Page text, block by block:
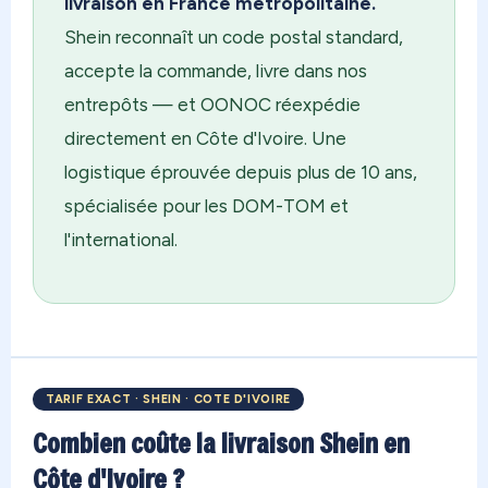
Shein reconnaît un code postal standard,
accepte la commande, livre dans nos
entrepôts — et OONOC réexpédie
directement en Côte d'Ivoire. Une
logistique éprouvée depuis plus de 10 ans,
spécialisée pour les DOM-TOM et
l'international.
TARIF EXACT · SHEIN · COTE D'IVOIRE
Combien coûte la livraison Shein en
Côte d'Ivoire ?